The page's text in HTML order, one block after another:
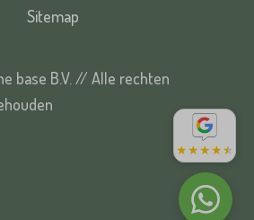
★★★★★
Sitemap
base B.V. // Alle rechten